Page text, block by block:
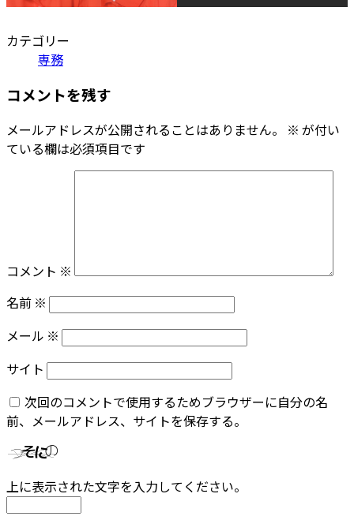
カテゴリー
専務
コメントを残す
メールアドレスが公開されることはありません。 ※ が付い
ている欄は必須項目です
コメント ※
名前 ※
メール ※
サイト
次回のコメントで使用するためブラウザーに自分の名
前、メールアドレス、サイトを保存する。
上に表示された文字を入力してください。